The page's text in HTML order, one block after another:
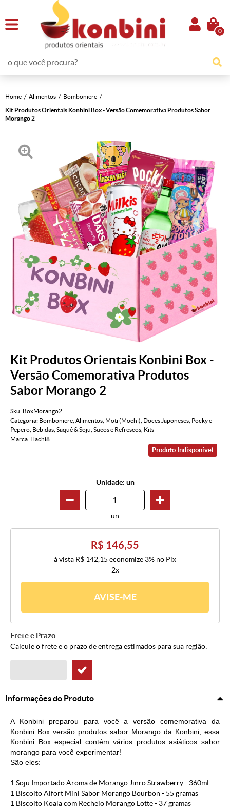
0
Home Alimentos
Bomboniere
Kit Produtos Orientais Konbini Box - Versão Comemorativa Produtos Sabor
Morango 2
Kit Produtos Orientais Konbini Box -
Versão Comemorativa Produtos
Sabor Morango 2
Sku: BoxMorango2
Categoria: Bomboniere Alimentos Moti (Mochi) Doces Japoneses Pocky e
Pepero Bebidas Saquê & Soju Sucos e Refrescos Kits
Marca: Hachi8
Produto Indisponível
Unidade: un
un
R$ 146,55
à vista R$ 142,15 economize 3% no Pix
2x
AVISE-ME
Frete e Prazo
Calcule o frete e o prazo de entrega estimados para sua região:
Informações do Produto
A Konbini preparou para você a versão comemorativa da
Konbini Box versão produtos sabor Morango da Konbini , essa
Konbini Box especial contém vários produtos asiáticos sabor
morango para você experimentar!
São eles:
1 Soju Importado Aroma de Morango Jinro Strawberry - 360mL
1 Biscoito Alfort Mini Sabor Morango Bourbon - 55 gramas
1 Biscoito Koala com Recheio Morango Lotte - 37 gramas